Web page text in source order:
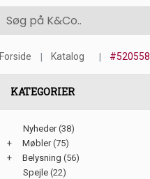
Forside Katalog #520558
KATEGORIER
Nyheder(38)
+
Møbler(75)
+
Belysning (56)
Spejle (22)